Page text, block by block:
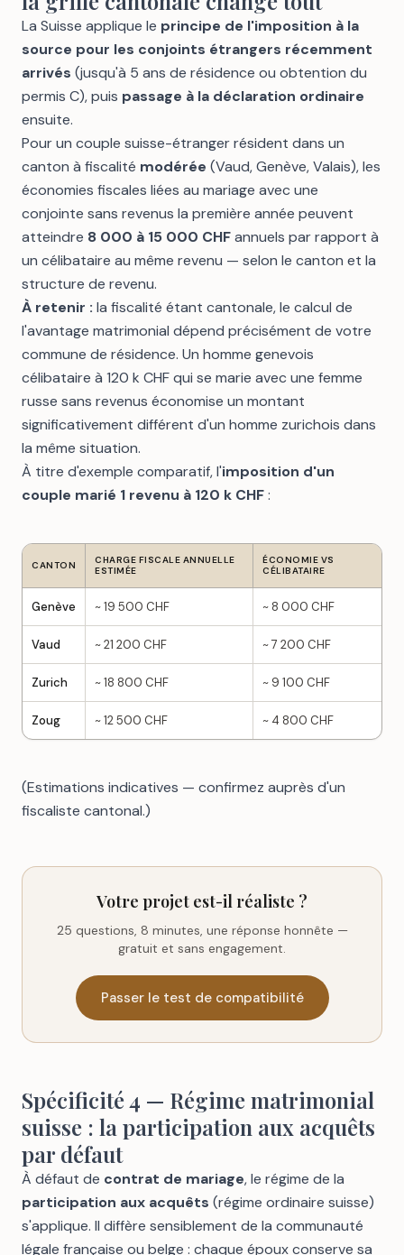
La Suisse applique le principe de l'imposition à la
source pour les conjoints étrangers récemment
arrivés (jusqu'à 5 ans de résidence ou obtention du
permis C), puis passage à la déclaration ordinaire
ensuite.
Pour un couple suisse-étranger résident dans un
canton à fiscalité modérée (Vaud, Genève, Valais), les
économies fiscales liées au mariage avec une
conjointe sans revenus la première année peuvent
atteindre 8 000 à 15 000 CHFannuels par rapport à
un célibataire au même revenu — selon le canton et la
structure de revenu.
À retenir : la fiscalité étant cantonale, le calcul de
l'avantage matrimonial dépend précisément de votre
commune de résidence. Un homme genevois
célibataire à 120 k CHF qui se marie avec une femme
russe sans revenus économise un montant
significativement différent d'un homme zurichois dans
la même situation.
À titre d'exemple comparatif, l'imposition d'un
couple marié 1 revenu à 120 k CHF:
CANTON
CHARGE FISCALE ANNUELLE
ESTIMÉE
ÉCONOMIE VS
CÉLIBATAIRE
Genève ~ 19 500 CHF ~ 8 000 CHF
Vaud ~ 21 200 CHF ~ 7 200 CHF
Zurich ~ 18 800 CHF ~ 9 100 CHF
Zoug ~ 12 500 CHF ~ 4 800 CHF
(Estimations indicatives — confirmez auprès d'un
fiscaliste cantonal.)
Votre projet est-il réaliste ?
25 questions, 8 minutes, une réponse honnête —
gratuit et sans engagement.
Passer le test de compatibilité
Spécificité 4 — Régime matrimonial
suisse : la participation aux acquêts
par défaut
À défaut de contrat de mariage, le régime de la
participation aux acquêts (régime ordinaire suisse)
s'applique. Il diffère sensiblement de la communauté
légale française ou belge : chaque époux conserve sa